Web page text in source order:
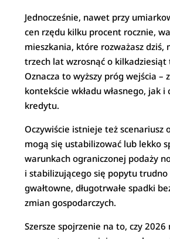
Jednocześnie, nawet przy
cen rzędu kilku procent rocznie,
mieszkania, które rozważasz dziś,
trzech lat wzrosnąć o kilkadziesiąt
Oznacza to wyższy próg wejścia –
kontekście wkładu własnego, jak
kredytu.
Oczywiście istnieje też scenariusz
mogą się ustabilizować lub lekko
warunkach ograniczonej podaży
i stabilizującego się popytu trudno
gwałtowne, długotrwałe spadki
zmian gospodarczych.
Szersze spojrzenie na to, czy 2026